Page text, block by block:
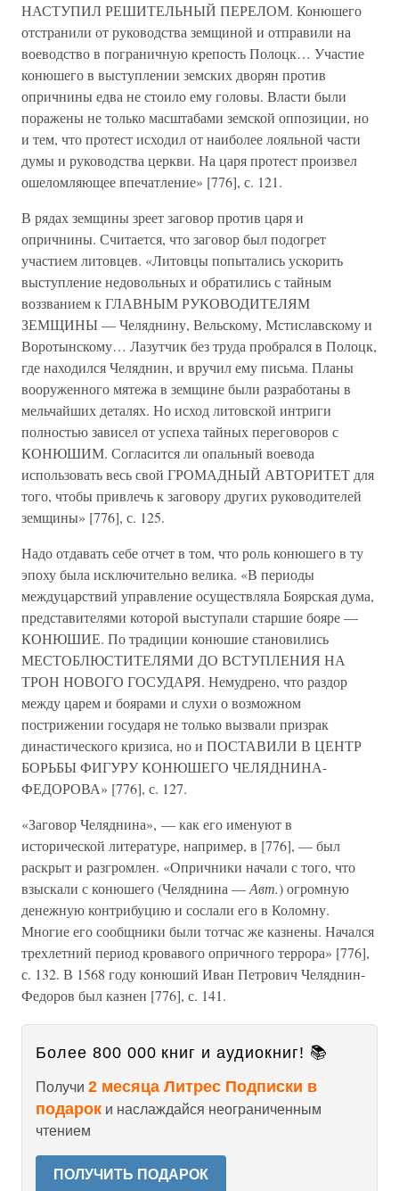
НАСТУПИЛ РЕШИТЕЛЬНЫЙ ПЕРЕЛОМ. Конюшего
отстранили от руководства земщиной и отправили на
воеводство в пограничную крепость Полоцк… Участие
конюшего в выступлении земских дворян против
опричнины едва не стоило ему головы. Власти были
поражены не только масштабами земской оппозиции, но
и тем, что протест исходил от наиболее лояльной части
думы и руководства церкви. На царя протест произвел
ошеломляющее впечатление» [776], с. 121.
В рядах земщины зреет заговор против царя и
опричнины. Считается, что заговор был подогрет
участием литовцев. «Литовцы попытались ускорить
выступление недовольных и обратились с тайным
воззванием к ГЛАВНЫМ РУКОВОДИТЕЛЯМ
ЗЕМЩИНЫ — Челяднину, Вельскому, Мстиславскому и
Воротынскому… Лазутчик без труда пробрался в Полоцк,
где находился Челяднин, и вручил ему письма. Планы
вооруженного мятежа в земщине были разработаны в
мельчайших деталях. Но исход литовской интриги
полностью зависел от успеха тайных переговоров с
КОНЮШИМ. Согласится ли опальный воевода
использовать весь свой ГРОМАДНЫЙ АВТОРИТЕТ для
того, чтобы привлечь к заговору других руководителей
земщины» [776], с. 125.
Надо отдавать себе отчет в том, что роль конюшего в ту
эпоху была исключительно велика. «В периоды
междуцарствий управление осуществляла Боярская дума,
представителями которой выступали старшие бояре —
КОНЮШИЕ. По традиции конюшие становились
МЕСТОБЛЮСТИТЕЛЯМИ ДО ВСТУПЛЕНИЯ НА
ТРОН НОВОГО ГОСУДАРЯ. Немудрено, что раздор
между царем и боярами и слухи о возможном
пострижении государя не только вызвали призрак
династического кризиса, но и ПОСТАВИЛИ В ЦЕНТР
БОРЬБЫ ФИГУРУ КОНЮШЕГО ЧЕЛЯДНИНА-
ФЕДОРОВА» [776], с. 127.
«Заговор Челяднина», — как его именуют в
исторической литературе, например, в [776], — был
раскрыт и разгромлен. «Опричники начали с того, что
взыскали с конюшего (Челяднина —Авт.) огромную
денежную контрибуцию и сослали его в Коломну.
Многие его сообщники были тотчас же казнены. Начался
трехлетний период кровавого опричного террора» [776],
с. 132. В 1568 году конюший Иван Петрович Челяднин-
Федоров был казнен [776], с. 141.
Более 800 000 книг и аудиокниг! 📚
Получи 2 месяца Литрес Подписки в
подарок и наслаждайся неограниченным
чтением
ПОЛУЧИТЬ ПОДАРОК